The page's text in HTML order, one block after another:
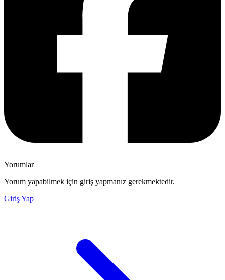
Yorumlar
Yorum yapabilmek için giriş yapmanız gerekmektedir.
Giriş Yap